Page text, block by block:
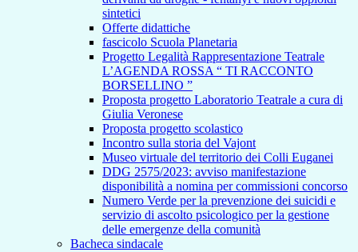
sintetici
Offerte didattiche
fascicolo Scuola Planetaria
Progetto Legalità Rappresentazione Teatrale
L’AGENDA ROSSA “ TI RACCONTO
BORSELLINO ”
Proposta progetto Laboratorio Teatrale a cura di
Giulia Veronese
Proposta progetto scolastico
Incontro sulla storia del Vajont
Museo virtuale del territorio dei Colli Euganei
DDG 2575/2023: avviso manifestazione
disponibilità a nomina per commissioni concorso
Numero Verde per la prevenzione dei suicidi e
servizio di ascolto psicologico per la gestione
delle emergenze della comunità
Bacheca sindacale